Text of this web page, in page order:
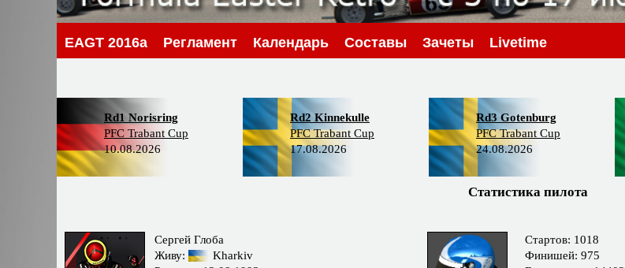
EAGT 2016a Регламент Календарь Составы Зачеты Livetime
Rd1 Norisring
PFC Trabant Cup
10.08.2026
Rd2 Kinnekulle
PFC Trabant Cup
17.08.2026
Rd3 Gotenburg
PFC Trabant Cup
24.08.2026
Статистика пилота
Сергей Глоба
Живу:
Kharkiv
Cтартов: 1018
Финишей: 975